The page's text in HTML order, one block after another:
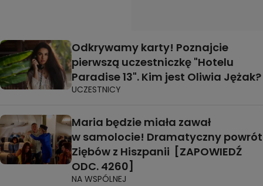
Odkrywamy karty! Poznajcie
pierwszą uczestniczkę "Hotelu
Paradise 13". Kim jest Oliwia Jężak?
UCZESTNICY
Maria będzie miała zawał
w samolocie! Dramatyczny powrót
Ziębów z Hiszpanii [ZAPOWIEDŹ
ODC. 4260]
NA WSPÓLNEJ